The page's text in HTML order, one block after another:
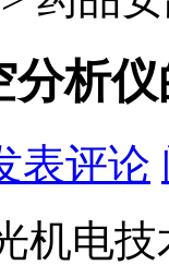
分析
表评论
机电